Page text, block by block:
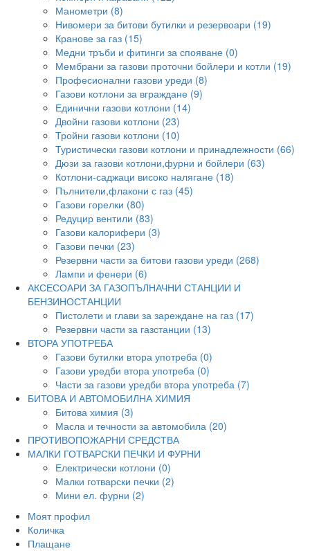
Манометри (8)
Нивомери за битови бутилки и резервоари (19)
Кранове за газ (15)
Медни тръби и фитинги за спояване (0)
Мембрани за газови проточни бойлери и котли (19)
Професионални газови уреди (8)
Газови котлони за вграждане (9)
Единични газови котлони (14)
Двойни газови котлони (23)
Тройни газови котлони (10)
Туристически газови котлони и принадлежности (66)
Дюзи за газови котлони,фурни и бойлери (63)
Котлони-саджаци високо налягане (18)
Пълнители,флакони с газ (45)
Газови горелки (80)
Редуцир вентили (83)
Газови калорифери (3)
Газови печки (23)
Резервни части за битови газови уреди (268)
Лампи и фенери (6)
АКСЕСОАРИ ЗА ГАЗОПЪЛНАЧНИ СТАНЦИИ И
БЕНЗИНОСТАНЦИИ
Пистолети и глави за зареждане на газ (17)
Резервни части за газстанции (13)
ВТОРА УПОТРЕБА
Газови бутилки втора употреба (0)
Газови уредби втора употреба (0)
Части за газови уредби втора употреба (7)
БИТОВА И АВТОМОБИЛНА ХИМИЯ
Битова химия (3)
Масла и течности за автомобила (20)
ПРОТИВОПОЖАРНИ СРЕДСТВА
МАЛКИ ГОТВАРСКИ ПЕЧКИ И ФУРНИ
Електрически котлони (0)
Малки готварски печки (2)
Мини ел. фурни (2)
Моят профил
Количка
Плащане